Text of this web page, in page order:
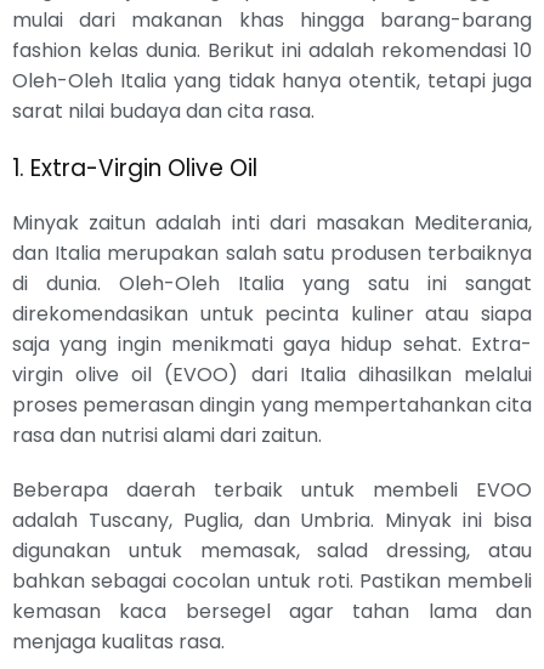
mulai dari makanan khas hingga barang-barang
fashion kelas dunia. Berikut ini adalah rekomendasi 10
Oleh-Oleh Italia yang tidak hanya otentik, tetapi juga
sarat nilai budaya dan cita rasa.
1. Extra-Virgin Olive Oil
Minyak zaitun adalah inti dari masakan Mediterania,
dan Italia merupakan salah satu produsen terbaiknya
di dunia. Oleh-Oleh Italia yang satu ini sangat
direkomendasikan untuk pecinta kuliner atau siapa
saja yang ingin menikmati gaya hidup sehat. Extra-
virgin olive oil (EVOO) dari Italia dihasilkan melalui
proses pemerasan dingin yang mempertahankan cita
rasa dan nutrisi alami dari zaitun.
Beberapa daerah terbaik untuk membeli EVOO
adalah Tuscany, Puglia, dan Umbria. Minyak ini bisa
digunakan untuk memasak, salad dressing, atau
bahkan sebagai cocolan untuk roti. Pastikan membeli
kemasan kaca bersegel agar tahan lama dan
menjaga kualitas rasa.